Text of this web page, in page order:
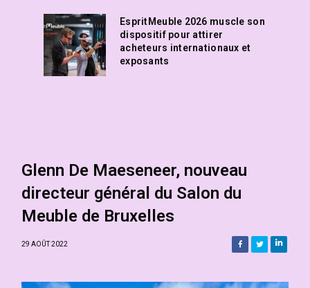
EspritMeuble 2026 muscle son
dispositif pour attirer
acheteurs internationaux et
exposants
Glenn De Maeseneer, nouveau
directeur général du Salon du
Meuble de Bruxelles
29 AOÛT 2022